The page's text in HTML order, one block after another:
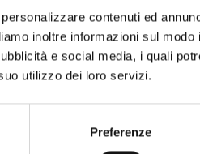
contenuti ed
inoltre informazioni sul
e social media, i quali
utilizzo dei loro servizi.
Preferenze